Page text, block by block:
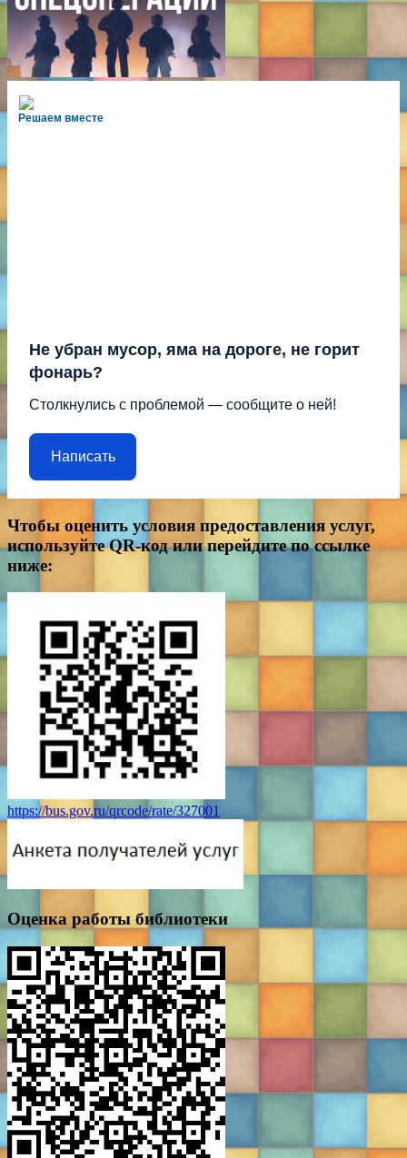
Решаем вместе
Не убран мусор, яма на дороге, не горит
фонарь?
Столкнулись с проблемой — сообщите о ней!
Написать
Чтобы оценить условия предоставления услуг,
используйте QR-код или перейдите по ссылке
ниже:
https://bus.gov.ru/qrcode/rate/327001
Оценка работы библиотеки